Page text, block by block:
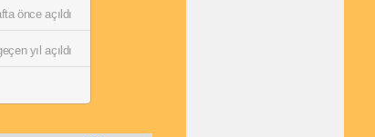
önce açıldı
yıl açıldı